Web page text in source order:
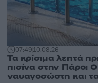
07:4910.08.26
Τα κρίσιμα λεπτά
πισίνα στην Πάρο:
ναυαγοσώστη και